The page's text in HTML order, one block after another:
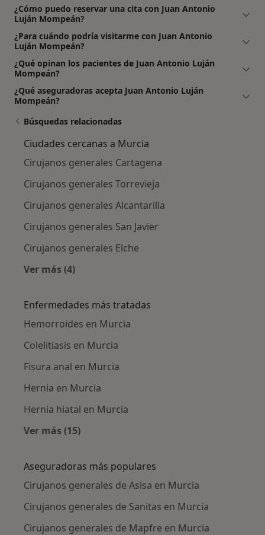
¿Cómo puedo reservar una cita con Juan Antonio
Luján Mompeán?
¿Para cuándo podría visitarme con Juan Antonio
Luján Mompeán?
¿Qué opinan los pacientes de Juan Antonio Luján
Mompeán?
¿Qué aseguradoras acepta Juan Antonio Luján
Mompeán?
Búsquedas relacionadas
Ciudades cercanas a Murcia
Cirujanos generales Cartagena
Cirujanos generales Torrevieja
Cirujanos generales Alcantarilla
Cirujanos generales San Javier
Cirujanos generales Elche
Ver más (4)
Enfermedades más tratadas
Hemorroides en Murcia
Colelitiasis en Murcia
Fisura anal en Murcia
Hernia en Murcia
Hernia hiatal en Murcia
Ver más (15)
Aseguradoras más populares
Cirujanos generales de Asisa en Murcia
Cirujanos generales de Sanitas en Murcia
Cirujanos generales de Mapfre en Murcia